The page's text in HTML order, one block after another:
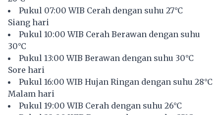
Pukul 07:00 WIB Cerah dengan suhu 27°C
Siang hari
Pukul 10:00 WIB Cerah Berawan dengan suhu
30°C
Pukul 13:00 WIB Berawan dengan suhu 30°C
Sore hari
Pukul 16:00 WIB Hujan Ringan dengan suhu 28°C
Malam hari
Pukul 19:00 WIB Cerah dengan suhu 26°C